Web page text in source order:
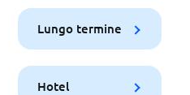
Lungo termine
Hotel